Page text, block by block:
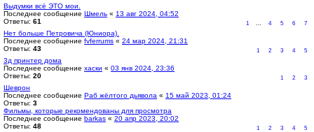
Выдумки всё ЭТО мои.
Последнее сообщение Шмель « 13 авг 2024, 04:52
Ответы: 61 1 4 5 6 7
Нет больше Петровича (Юниора).
Последнее сообщение fvferrums « 24 мар 2024, 21:31
Ответы: 43 1 2 3 4 5
3д принтер дома
Последнее сообщение хаски « 03 янв 2024, 23:36
Ответы: 20 1 2 3
Шеврон
Последнее сообщение Раб жёлтого дьявола « 15 май 2023, 01:24
Ответы: 3
Фильмы, которые рекомендованы для просмотра
Последнее сообщение barkas « 20 апр 2023, 20:02
Ответы: 48 1 2 3 4 5